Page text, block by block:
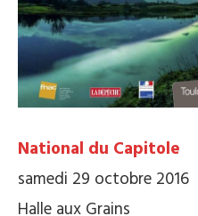
National du Capitole
samedi 29 octobre 2016
Halle aux Grains